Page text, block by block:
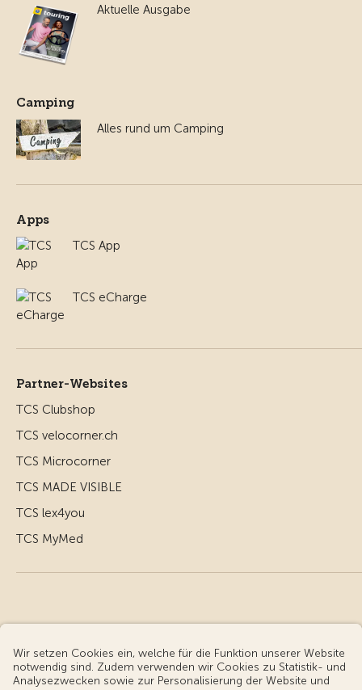
Aktuelle Ausgabe
Camping
Alles rund um Camping
Apps
TCS App
TCS eCharge
Partner-Websites
TCS Clubshop
TCS velocorner.ch
TCS Microcorner
TCS MADE VISIBLE
TCS lex4you
TCS MyMed